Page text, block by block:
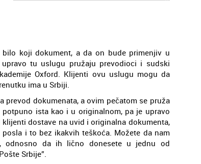
koji dokument, a da on bude primenjiv u
tu uslugu pružaju prevodioci i sudski
Oxford. Klijenti ovu uslugu mogu da
ima u Srbiji.
dokumenata, a ovim pečatom se pruža
ista kao i u originalnom, pa je upravo
dostave na uvid i originalna dokumenta,
i to bez ikakvih teškoća. Možete da nam
odnosno da ih lično donesete u jednu od
Srbije”.